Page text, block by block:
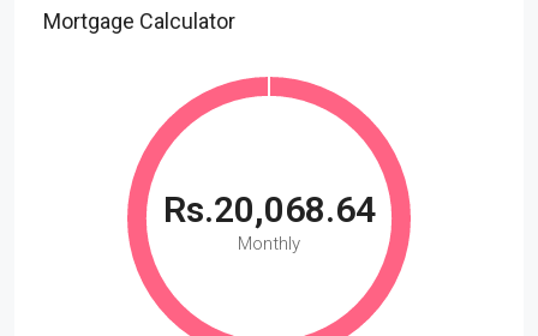
Mortgage Calculator
Rs.20,068.64
Monthly